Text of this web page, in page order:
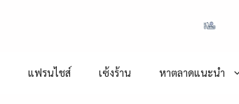
แฟรนไชส์ เซ้งร้าน หาตลาดแนะนำ